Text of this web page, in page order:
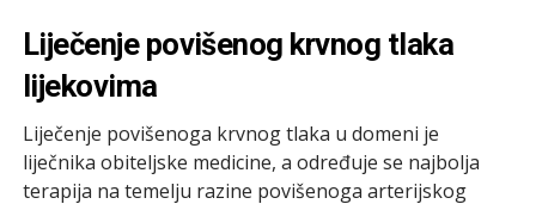
Liječenje povišenog krvnog tlaka
lijekovima
Liječenje povišenoga krvnog tlaka u domeni je
liječnika obiteljske medicine, a određuje se najbolja
terapija na temelju razine povišenoga arterijskog